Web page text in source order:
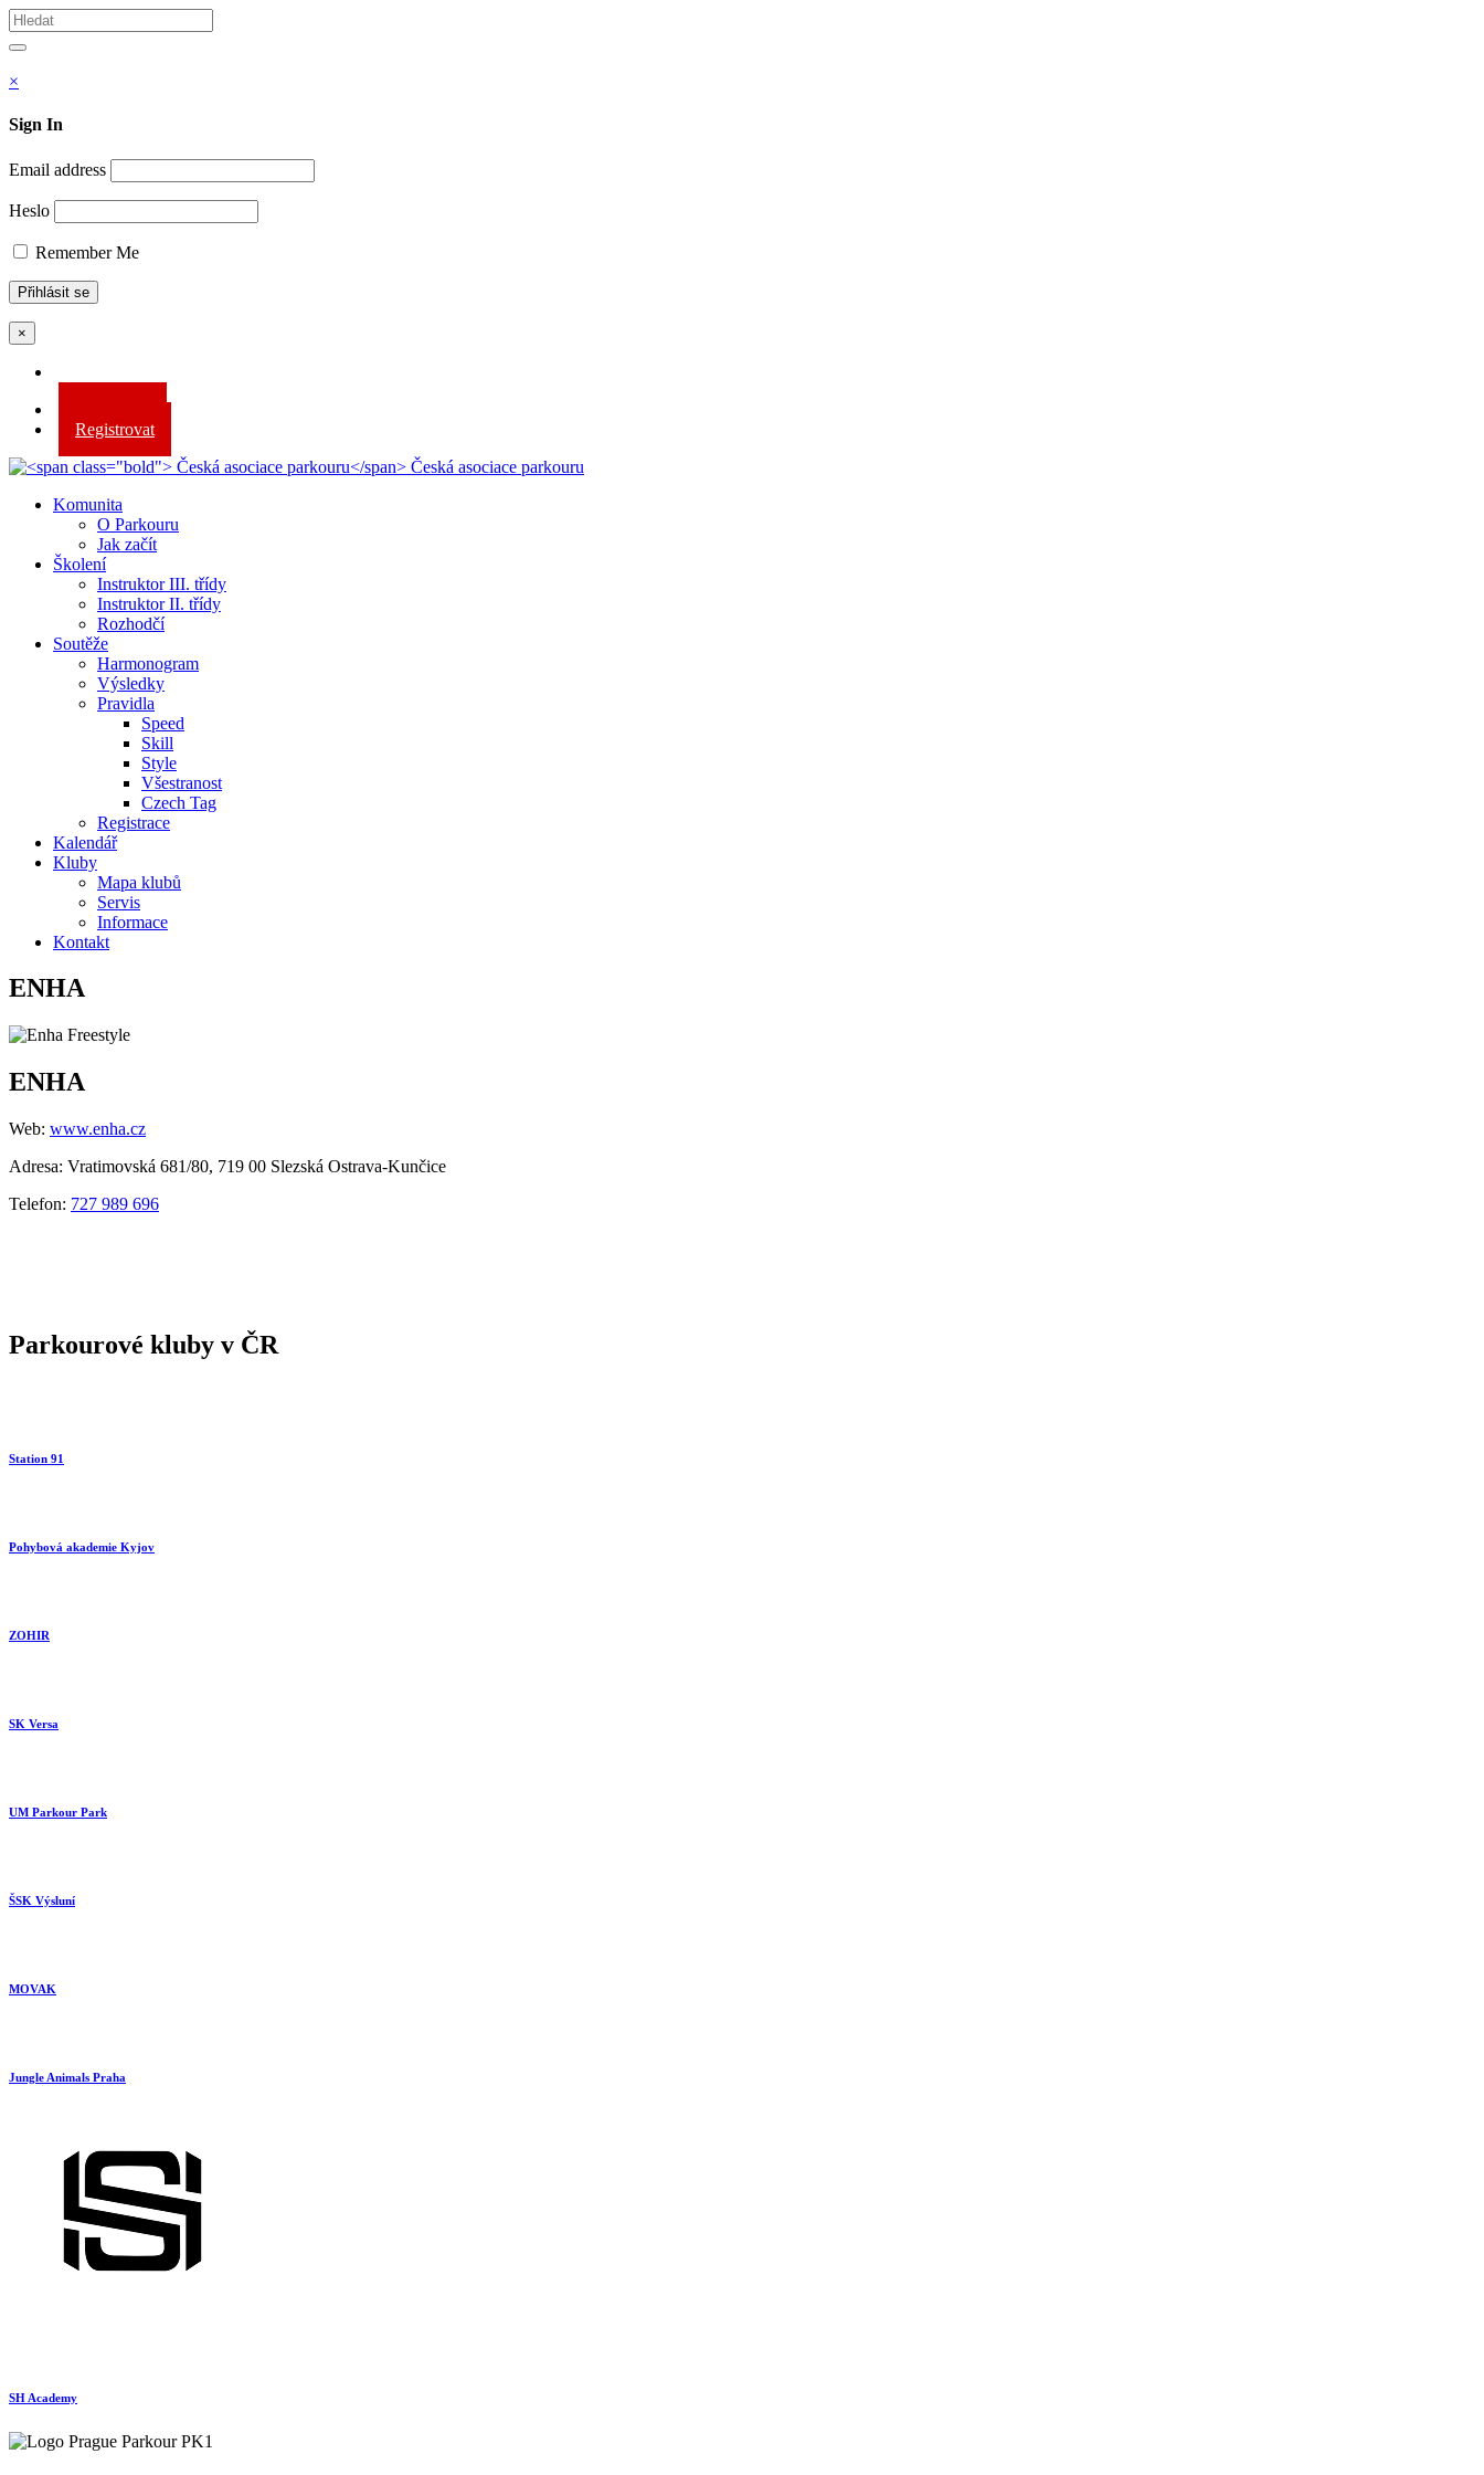
Vyhledávám
Hledat
×
Sign In
Email address
Heslo
Remember Me
×
Registrovat
Česká asociace parkouru
Komunita
O Parkouru
Jak začít
Školení
Instruktor III. třídy
Instruktor II. třídy
Rozhodčí
Soutěže
Harmonogram
Výsledky
Pravidla
Speed
Skill
Style
Všestranost
Czech Tag
Registrace
Kalendář
Kluby
Mapa klubů
Servis
Informace
Kontakt
ENHA
ENHA
Web: www.enha.cz
Adresa: Vratimovská 681/80, 719 00 Slezská Ostrava-Kunčice
Telefon: 727 989 696
Parkourové kluby v ČR
Station 91
Pohybová akademie Kyjov
ZOHIR
SK Versa
UM Parkour Park
ŠSK Výsluní
MOVAK
Jungle Animals Praha
SH Academy